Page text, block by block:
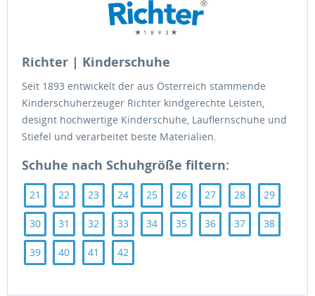
Richter | Kinderschuhe
Seit 1893 entwickelt der aus Österreich stammende
Kinderschuherzeuger Richter kindgerechte Leisten,
designt hochwertige Kinderschuhe, Lauflernschuhe und
Stiefel und verarbeitet beste Materialien.
Schuhe nach Schuhgröße filtern:
21 22 23 24 25 26 27 28 29
30 31 32 33 34 35 36 37 38
39 40 41 42